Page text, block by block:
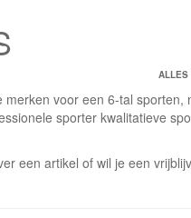
ALLES
voor een 6-tal sporten,
sporter kwalitatieve
een artikel of wil je een